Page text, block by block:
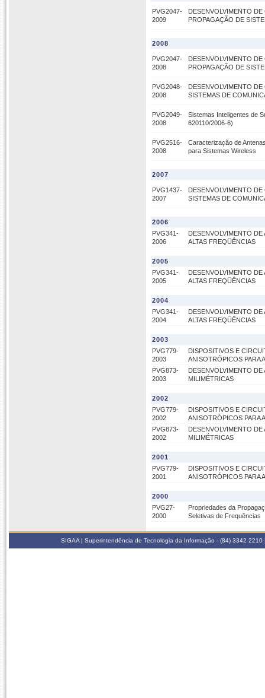
PVG2047-
2009
DESENVOLVIMENTO
PROPAGAÇÃO DE
2008
PVG2047-
2008
DESENVOLVIMENTO
PROPAGAÇÃO DE
PVG2048-
2008
DESENVOLVIMENTO
SISTEMAS DE
PVG2049-
2008
Sistemas Inteligentes de
620110/2006-6)
PVG2516-
2008
Caracterização de
para Sistemas Wireless
2007
PVG1437-
2007
DESENVOLVIMENTO
SISTEMAS DE
2006
PVG341-
2006
DESENVOLVIMENTO
ALTAS FREQÜÊNCIAS
2005
PVG341-
2005
DESENVOLVIMENTO
ALTAS FREQÜÊNCIAS
2004
PVG341-
2004
DESENVOLVIMENTO
ALTAS FREQÜÊNCIAS
2003
PVG779-
2003
DISPOSITIVOS E
ANISOTRÓPICOS PARA
PVG873-
2003
DESENVOLVIMENTO
MILIMÉTRICAS
2002
PVG779-
2002
DISPOSITIVOS E
ANISOTRÓPICOS PARA
PVG873-
2002
DESENVOLVIMENTO
MILIMÉTRICAS
2001
PVG779-
2001
DISPOSITIVOS E
ANISOTRÓPICOS PARA
2000
PVG27-
2000
Propriedades da
Seletivas de Frequências
SIGAA | Superintendência de Tecnologia da Informação - (84) 3342